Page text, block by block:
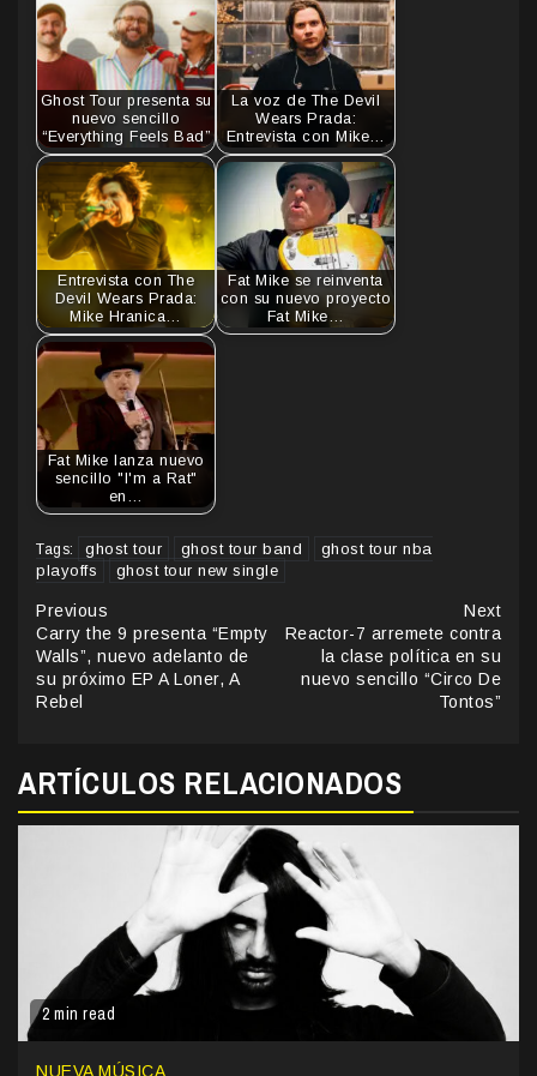
Ghost Tour presenta su
nuevo sencillo
“Everything Feels Bad”
La voz de The Devil
Wears Prada:
Entrevista con Mike…
Entrevista con The
Devil Wears Prada:
Mike Hranica…
Fat Mike se reinventa
con su nuevo proyecto
Fat Mike…
Fat Mike lanza nuevo
sencillo "I'm a Rat"
en…
Tags: ghost tour ghost tour band
ghost tour nba
playoffs
ghost tour new single
Continue
Reading
Previous
Carry the 9 presenta “Empty
Walls”, nuevo adelanto de
su próximo EP A Loner, A
Rebel
Next
Reactor-7 arremete contra
la clase política en su
nuevo sencillo “Circo De
Tontos”
ARTÍCULOS RELACIONADOS
2 min read
NUEVA MÚSICA